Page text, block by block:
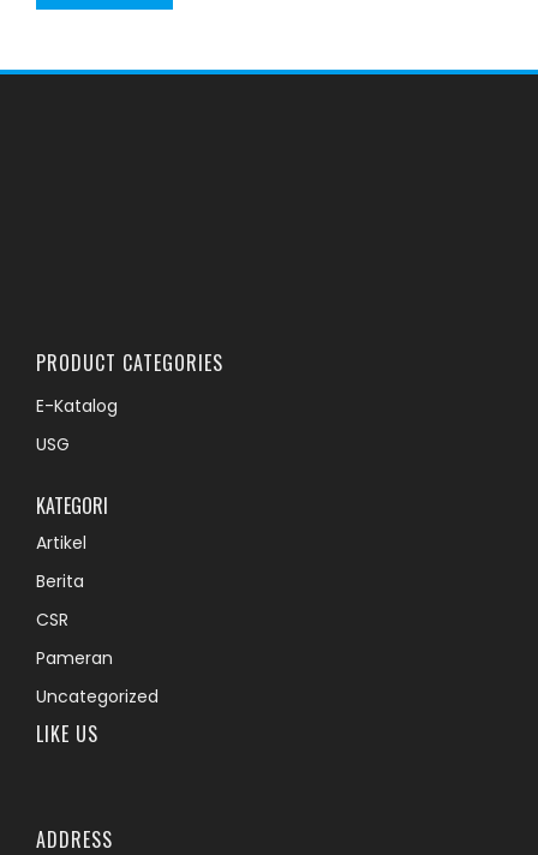
PRODUCT CATEGORIES
E-Katalog
USG
KATEGORI
Artikel
Berita
CSR
Pameran
Uncategorized
LIKE US
ADDRESS